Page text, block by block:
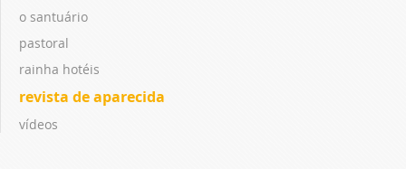
o santuário
pastoral
rainha hotéis
revista de aparecida
vídeos